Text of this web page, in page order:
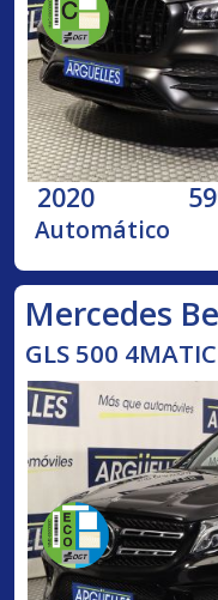
2020
Automático
Mercedes
GLS 500